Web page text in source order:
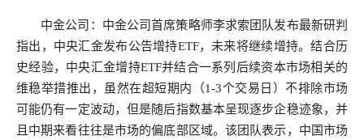
中金公司 ： 中金公司首席策略师李求索团队发布最新研判
指出，中央汇金发布公告增持ETF，未来将继续增持。结合历
史经验，中央汇金增持ETF并结合一系列后续资本市场相关的
维稳举措推出，虽然在超短期内（1-3个交易日）不排除市场
可能仍有一定波动，但是随后指数基本呈现逐步企稳迹象，并
且中期来看往往是市场的偏底部区域。该团队表示，中国市场